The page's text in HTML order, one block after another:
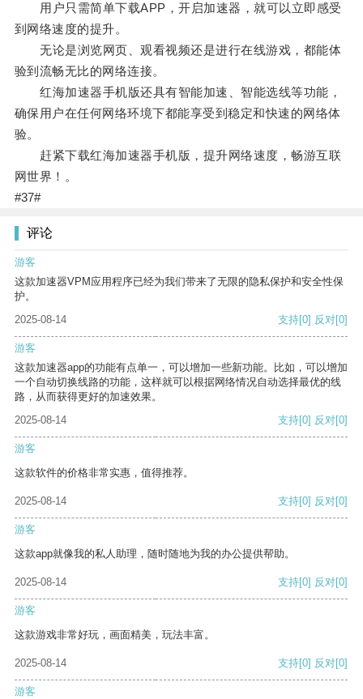
用户只需简单下载APP，开启加速器，就可以立即感受
到网络速度的提升。
无论是浏览网页、观看视频还是进行在线游戏，都能体
验到流畅无比的网络连接。
红海加速器手机版还具有智能加速、智能选线等功能，
确保用户在任何网络环境下都能享受到稳定和快速的网络体
验。
赶紧下载红海加速器手机版，提升网络速度，畅游互联
网世界！。
#37#
评论
游客
这款加速器VPM应用程序已经为我们带来了无限的隐私保护和安全性保
护。
2025-08-14
支持[0] 反对[0]
游客
这款加速器app的功能有点单一，可以增加一些新功能。比如，可以增加
一个自动切换线路的功能，这样就可以根据网络情况自动选择最优的线
路，从而获得更好的加速效果。
2025-08-14
支持[0] 反对[0]
游客
这款软件的价格非常实惠，值得推荐。
2025-08-14 支持[0] 反对[0]
游客
这款app就像我的私人助理，随时随地为我的办公提供帮助。
2025-08-14 支持[0] 反对[0]
游客
这款游戏非常好玩，画面精美，玩法丰富。
2025-08-14 支持[0] 反对[0]
游客